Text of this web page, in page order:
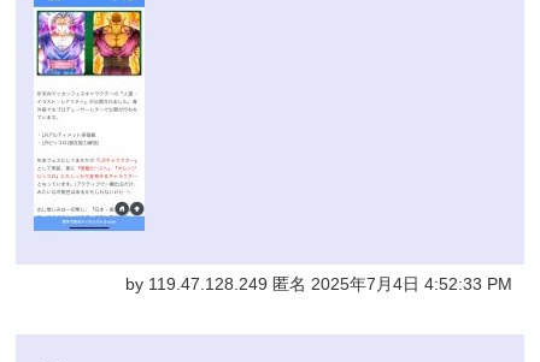
by 119.47.128.249 匿名 2025年7月4日 4:52:33 PM